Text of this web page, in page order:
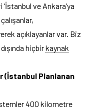
ve Ankara’ya
açıklayanlar var. Biz
hiçbirkaynak
(İstanbul Planlanan
400 kilometre